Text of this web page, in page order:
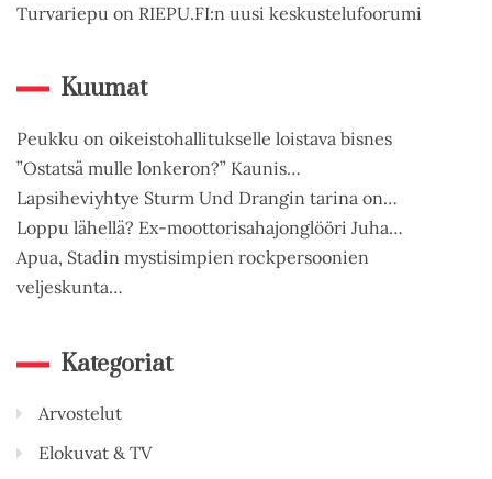
Turvariepu on RIEPU.FI:n uusi keskustelufoorumi
Kuumat
Peukku on oikeistohallitukselle loistava bisnes
”Ostatsä mulle lonkeron?” Kaunis…
Lapsiheviyhtye Sturm Und Drangin tarina on…
Loppu lähellä? Ex-moottorisahajonglööri Juha…
Apua, Stadin mystisimpien rockpersoonien
veljeskunta…
Kategoriat
Arvostelut
Elokuvat & TV